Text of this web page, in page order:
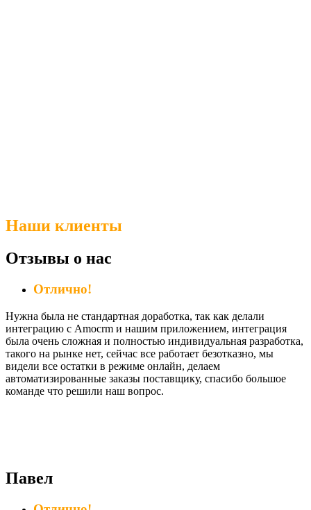
Наши клиенты
Отзывы о нас
Отлично!
Нужна была не стандартная доработка, так как делали
интеграцию с Amocrm и нашим приложением, интеграция
была очень сложная и полностью индивидуальная разработка,
такого на рынке нет, сейчас все работает безотказно, мы
видели все остатки в режиме онлайн, делаем
автоматизированные заказы поставщику, спасибо большое
команде что решили наш вопрос.
Павел